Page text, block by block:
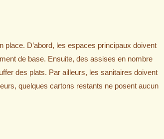
place. D’abord, les espaces principaux doivent
de base. Ensuite, des assises en nombre
des plats. Par ailleurs, les sanitaires doivent
quelques cartons restants ne posent aucun